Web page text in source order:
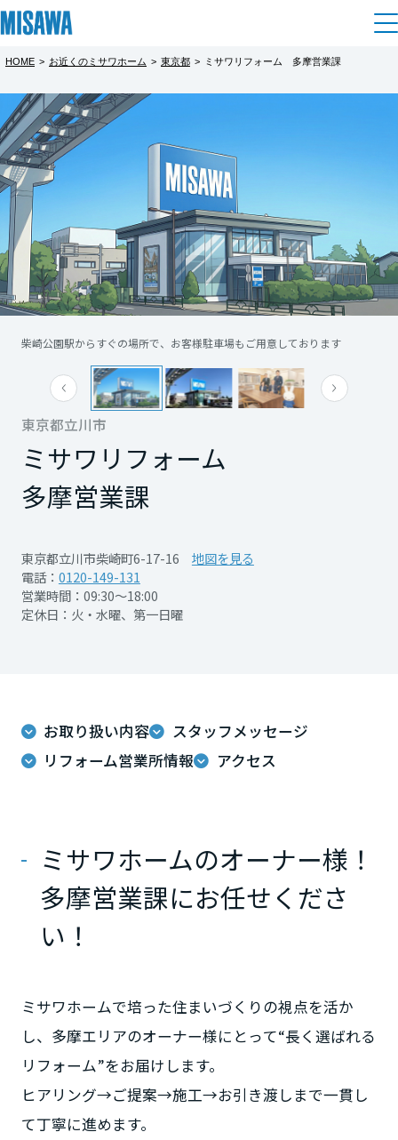
住まい
建てる [注文住宅]
商品ラインアップ
デザイン
テクノロジー（住まいの性能）
建築事例・建築実例
デザイナーズギャラリー
インテリア
住まいづくりガイド
買う
中古住宅検索
スムストック検索
売る [MISAWA RELAY]
これから住まいをご検討の方
多彩な動画やこだわりが詰まった建築実例、注目の最新情報など、住
まいづくりを楽しく学べるデジタルラウンジです。
ホームラウンジ 新築・戸建て
土地活用
個人のお客さま
賃貸住宅
賃貸併用住宅
土地活用モデルルーム見学
土地活用実例
法人のお客さま
社宅建築
医療・介護・子育て・障がい福祉施設
に役立つ多彩な情報を幅広くお届けします。
ホームラウンジ 土地活用・賃貸経営
リフォーム
戸建て・マンション
ミサワリフォームとは
リフォームの流れ
リフォームメニュー
リフォーム事例
事業用
ホテル・旅館リフォーム
これからリフォームをご検討の方
実例動画や基礎知識、収納の工夫など、理想の住まいを叶えるリフォ
まちづくり
複合開発・投資開発
複合開発事業（ASMACI-アスマチ-）
再開発・官民連携事業
分譲マンション開発事業
収益不動産・投資開発事業
事業用売買
オーナーサポート
サポートメニュー
住まいるりんぐ（ロングサポート）
保証制度
アフターメンテナンス
ミサワリフォーム
ご相談窓口
ミサワオーナーズクラブ
業・ IR情報
企業・IR
ニュース
ミサワホームグループ
IR情報
採用情報
中途採用
障がい者採用
ウエルネス事業
海外事業
展示場・イベント情報
カタログ請求
住まいのご相談
HOME > お近くのミサワホーム > 東京都 > ミサワリフォーム 多摩営業課
東京都立川市
ミサワリフォーム
多摩営業課
東京都立川市柴崎町6-17-16
地図を見る
電話： 0120-149-131
営業時間：09:30～18:00
定休日：火・水曜、第一日曜
柴崎公園駅からすぐの場所で、お客様駐車場もご用意しております
お取り扱い内容
スタッフメッセージ
リフォーム営業所情報
アクセス
ミサワホームのオーナー様！
多摩営業課にお任せくださ
い！
ミサワホームで培った住まいづくりの視点を活か
し、多摩エリアのオーナー様にとって“長く選ばれる
リフォーム”をお届けします。
ヒアリング→ご提案→施工→お引き渡しまで一貫し
て丁寧に進めます。
都道府県を選択
北海道
東北
青森県
岩手県
宮城県
山形県
茨城県
群馬県
千葉県
東京都